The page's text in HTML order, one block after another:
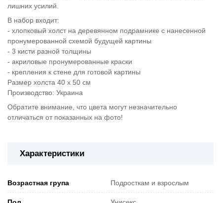
лишних усилий.
В набор входит:
- хлопковый холст на деревянном подрамнике с нанесенной
пронумерованной схемой будущей картины
- 3 кисти разной толщины
- акриловые пронумерованные краски
- крепления к стене для готовой картины
Размер холста 40 х 50 см
Производство: Украина
Обратите внимание, что цвета могут незначительно
отличаться от показанных на фото!
Характеристики
Возрастная група Подросткам и взрослым